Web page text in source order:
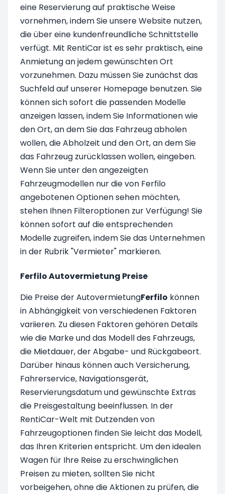
eine Reservierung auf praktische Weise
vornehmen, indem Sie unsere Website nutzen,
die über eine kundenfreundliche Schnittstelle
verfügt. Mit RentiCar ist es sehr praktisch, eine
Anmietung an jedem gewünschten Ort
vorzunehmen. Dazu müssen Sie zunächst das
Suchfeld auf unserer Homepage benutzen. Sie
können sich sofort die passenden Modelle
anzeigen lassen, indem Sie Informationen wie
den Ort, an dem Sie das Fahrzeug abholen
wollen, die Abholzeit und den Ort, an dem Sie
das Fahrzeug zurücklassen wollen, eingeben.
Wenn Sie unter den angezeigten
Fahrzeugmodellen nur die von Ferfilo
angebotenen Optionen sehen möchten,
stehen Ihnen Filteroptionen zur Verfügung! Sie
können sofort auf die entsprechenden
Modelle zugreifen, indem Sie das Unternehmen
in der Rubrik "Vermieter" markieren.
Ferfilo Autovermietung Preise
Die Preise der AutovermietungFerfilo können
in Abhängigkeit von verschiedenen Faktoren
variieren. Zu diesen Faktoren gehören Details
wie die Marke und das Modell des Fahrzeugs,
die Mietdauer, der Abgabe- und Rückgabeort.
Darüber hinaus können auch Versicherung,
Fahrerservice, Navigationsgerät,
Reservierungsdatum und gewünschte Extras
die Preisgestaltung beeinflussen. In der
RentiCar-Welt mit Dutzenden von
Fahrzeugoptionen finden Sie leicht das Modell,
das Ihren Kriterien entspricht. Um den idealen
Wagen für Ihre Reise zu erschwinglichen
Preisen zu mieten, sollten Sie nicht
vorbeigehen, ohne die Aktionen zu prüfen, die